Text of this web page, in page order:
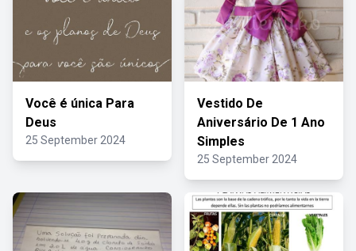
Você é única Para
Deus
25 September 2024
Vestido De
Aniversário De 1 Ano
Simples
25 September 2024